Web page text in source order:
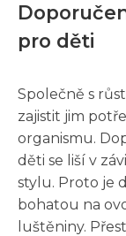
pro děti
Společně s
zajistit jim
organismu.
děti se liší v
stylu. Proto je
bohatou na
luštěniny.